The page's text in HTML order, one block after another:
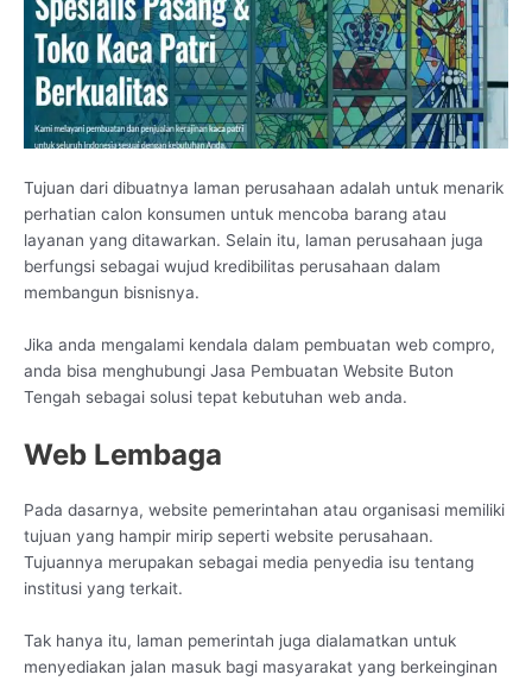
Tujuan dari dibuatnya laman perusahaan adalah untuk menarik
perhatian calon konsumen untuk mencoba barang atau
layanan yang ditawarkan. Selain itu, laman perusahaan juga
berfungsi sebagai wujud kredibilitas perusahaan dalam
membangun bisnisnya.
Jika anda mengalami kendala dalam pembuatan web compro,
anda bisa menghubungi Jasa Pembuatan Website Buton
Tengah sebagai solusi tepat kebutuhan web anda.
Web Lembaga
Pada dasarnya, website pemerintahan atau organisasi memiliki
tujuan yang hampir mirip seperti website perusahaan.
Tujuannya merupakan sebagai media penyedia isu tentang
institusi yang terkait.
Tak hanya itu, laman pemerintah juga dialamatkan untuk
menyediakan jalan masuk bagi masyarakat yang berkeinginan